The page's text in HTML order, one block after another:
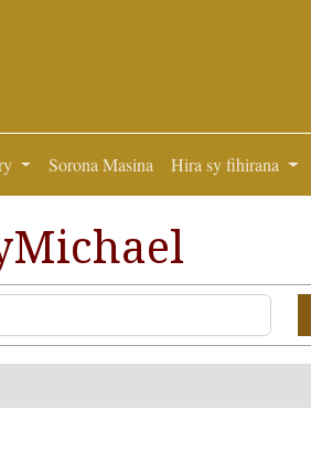
Sorona Masina Hira sy fihirana